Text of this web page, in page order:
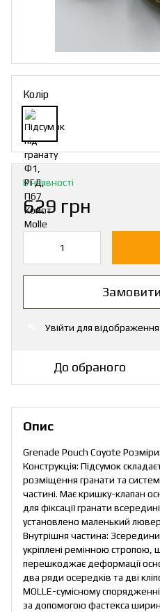
Колір
В наявності
629 грн
Увійти для
До обраного
Опис
Grenade Pouch Coyote
Конструкція: Підсумок
розміщення гранати та
частині. Має кришку-клапан
для фіксації гранати
установлено маленький
Внутрішня частина:
укріплені ремінною стропою,
перешкоджає деформації
два ряди осередків та дві
MOLLE-сумісному
за допомогою фастекса